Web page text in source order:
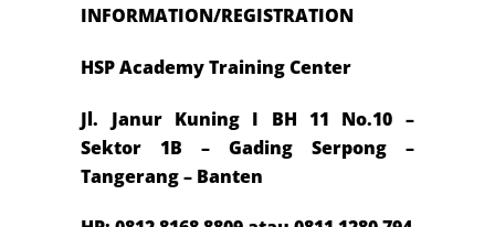
INFORMATION/REGISTRATION
HSP Academy Training Center
Jl. Janur Kuning I BH 11 No.10 –
Sektor 1B – Gading Serpong –
Tangerang – Banten